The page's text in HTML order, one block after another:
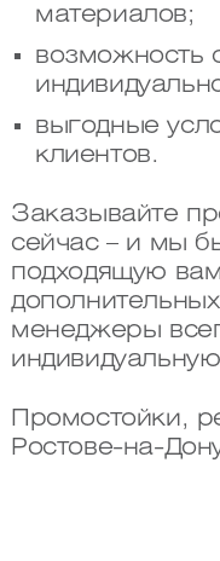
материалов;
возможность
выгодные
клиентов.
Заказывайте
сейчас – и мы
подходящую
менеджеры
Промостойки,
Ростове-на-